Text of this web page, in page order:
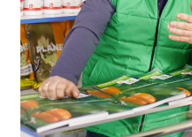
მცირე
ერთი